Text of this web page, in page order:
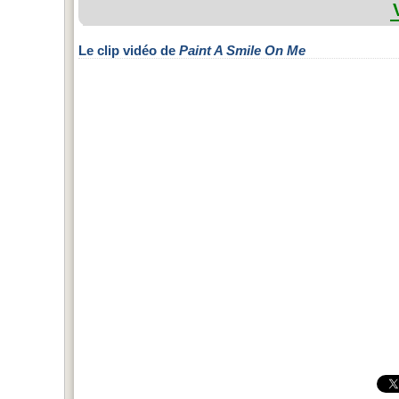
Le clip vidéo de Paint A Smile On Me